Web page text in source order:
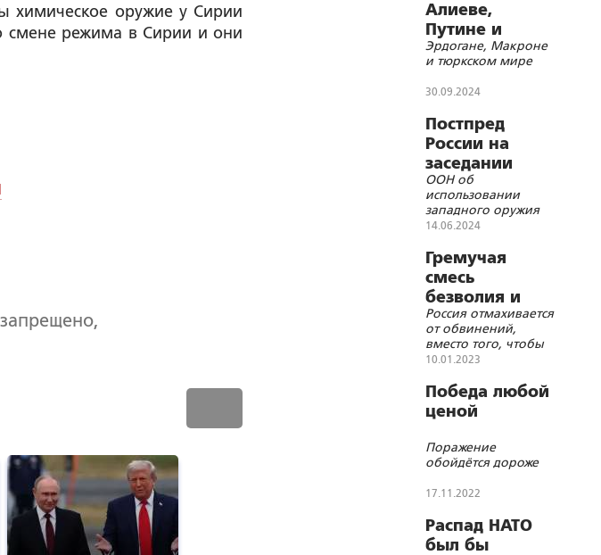
химическое оружие у Сирии
смене режима в Сирии и они
Алиеве,
Путине и
Пезешкияне,
Эрдогане, Макроне
и тюркском мире
30.09.2024
Постпред
России на
заседании
СовБеза
ООН об
использовании
западного оружия
для ударов по
14.06.2024
Гремучая
смесь
безволия и
апатии
Россия отмахивается
от обвинений,
вместо того, чтобы
предъявлять свои
10.01.2023
Победа любой
ценой
Поражение
обойдётся дороже
17.11.2022
Распад НАТО
был бы